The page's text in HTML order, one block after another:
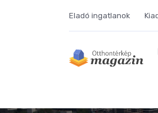
Eladó ingatlanok